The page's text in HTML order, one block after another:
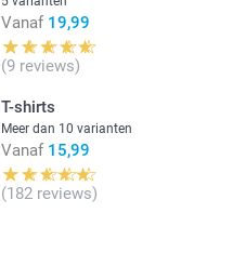
Vanaf 19,99
(9 reviews)
T-shirts
Meer dan 10 varianten
Vanaf 15,99
(182 reviews)